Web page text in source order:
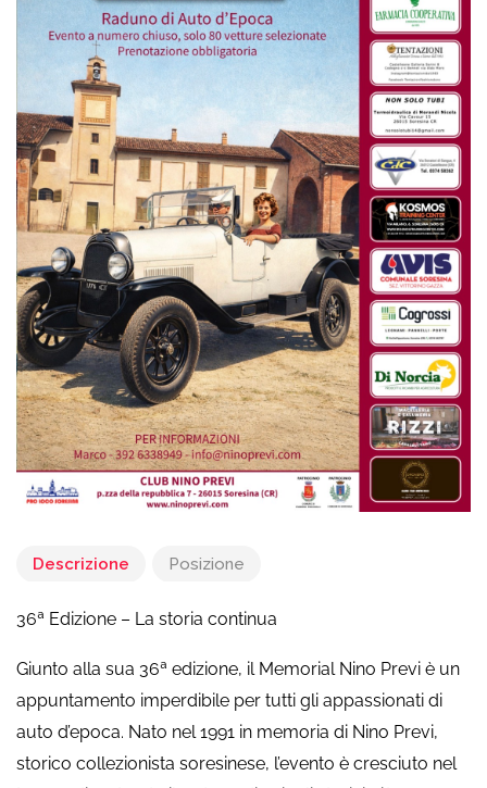
Descrizione Posizione
36ª Edizione – La storia continua
Giunto alla sua 36ª edizione, il Memorial Nino Previ è un
appuntamento imperdibile per tutti gli appassionati di
auto d’epoca. Nato nel 1991 in memoria di Nino Previ,
storico collezionista soresinese, l’evento è cresciuto nel